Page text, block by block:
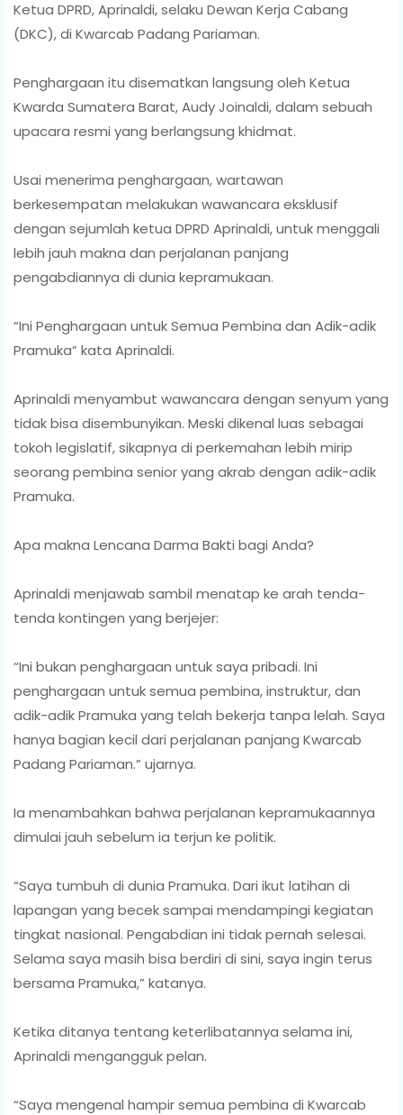
Ketua DPRD, Aprinaldi, selaku Dewan Kerja Cabang
(DKC), di Kwarcab Padang Pariaman.
Penghargaan itu disematkan langsung oleh Ketua
Kwarda Sumatera Barat, Audy Joinaldi, dalam sebuah
upacara resmi yang berlangsung khidmat.
Usai menerima penghargaan, wartawan
berkesempatan melakukan wawancara eksklusif
dengan sejumlah ketua DPRD Aprinaldi, untuk menggali
lebih jauh makna dan perjalanan panjang
pengabdiannya di dunia kepramukaan.
“Ini Penghargaan untuk Semua Pembina dan Adik-adik
Pramuka” kata Aprinaldi.
Aprinaldi menyambut wawancara dengan senyum yang
tidak bisa disembunyikan. Meski dikenal luas sebagai
tokoh legislatif, sikapnya di perkemahan lebih mirip
seorang pembina senior yang akrab dengan adik-adik
Pramuka.
Apa makna Lencana Darma Bakti bagi Anda?
Aprinaldi menjawab sambil menatap ke arah tenda-
tenda kontingen yang berjejer:
“Ini bukan penghargaan untuk saya pribadi. Ini
penghargaan untuk semua pembina, instruktur, dan
adik-adik Pramuka yang telah bekerja tanpa lelah. Saya
hanya bagian kecil dari perjalanan panjang Kwarcab
Padang Pariaman.” ujarnya.
Ia menambahkan bahwa perjalanan kepramukaannya
dimulai jauh sebelum ia terjun ke politik.
“Saya tumbuh di dunia Pramuka. Dari ikut latihan di
lapangan yang becek sampai mendampingi kegiatan
tingkat nasional. Pengabdian ini tidak pernah selesai.
Selama saya masih bisa berdiri di sini, saya ingin terus
bersama Pramuka,” katanya.
Ketika ditanya tentang keterlibatannya selama ini,
Aprinaldi mengangguk pelan.
“Saya mengenal hampir semua pembina di Kwarcab